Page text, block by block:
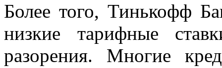
Более того, Тинькофф
низкие тарифные
разорения. Многие